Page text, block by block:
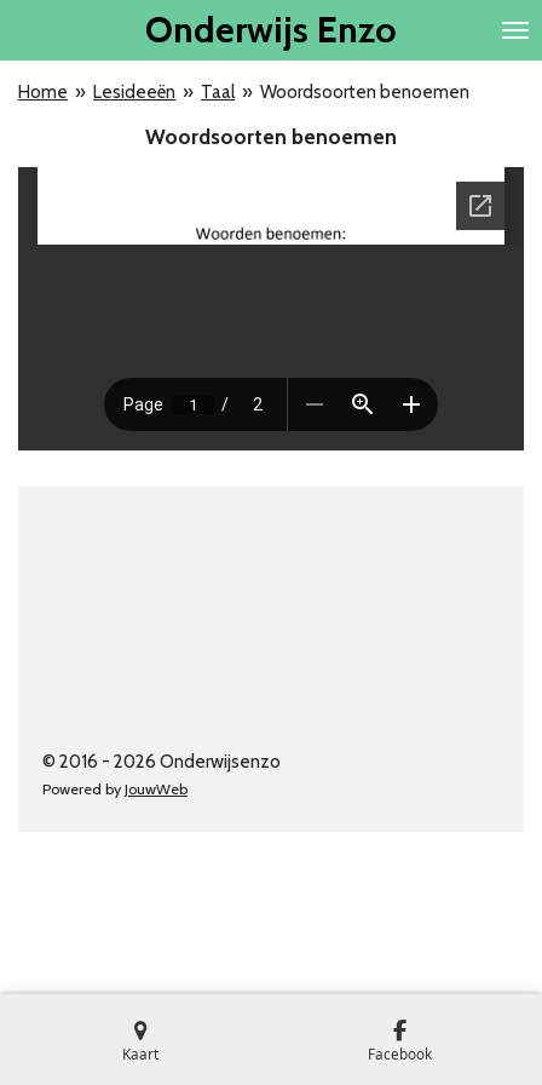
de
Onderwijs Enzo
Home » Lesideeën » Taal » Woordsoorten benoemen
Woordsoorten benoemen
© 2016 - 2026 Onderwijsenzo
Powered by JouwWeb
Kaart Facebook